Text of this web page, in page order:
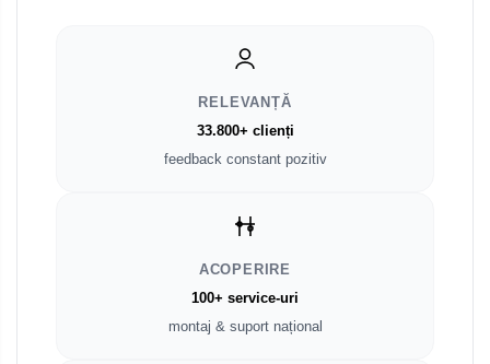
RELEVANȚĂ
33.800+ clienți
feedback constant pozitiv
ACOPERIRE
100+ service-uri
montaj & suport național